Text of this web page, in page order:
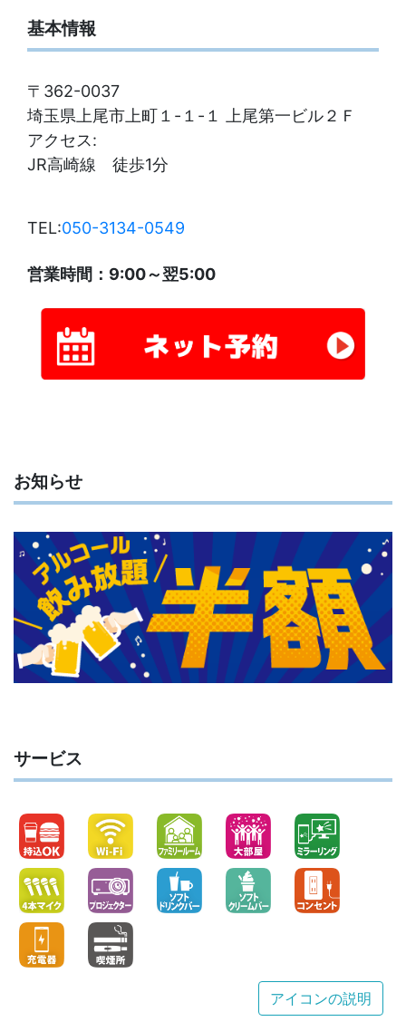
基本情報
〒362-0037
埼玉県上尾市上町１-１-１ 上尾第一ビル２Ｆ
アクセス:
JR高崎線 徒歩1分
TEL:050-3134-0549
営業時間：9:00～翌5:00
お知らせ
サービス
アイコンの説明